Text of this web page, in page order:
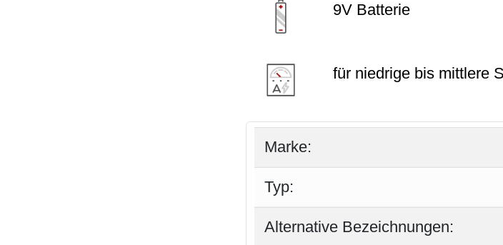
9V Batterie
für niedrige bis mittlere
Marke:
Typ:
Alternative Bezeichnungen: